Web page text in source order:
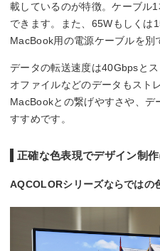
載しているのが特徴。ケーブル
できます。また、65Wもしくは
MacBook用の電源ケーブルを別
データの転送速度は40Gbpsと
オファイルなどのデータもスト
MacBookとの繋げやすさや、デ
すすめです。
正確な色表現でデザイン制作
AQCOLORシリーズならではの